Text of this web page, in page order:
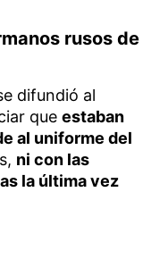
rusos de
difundió al
que estaban
al uniforme del
ni con las
la última vez